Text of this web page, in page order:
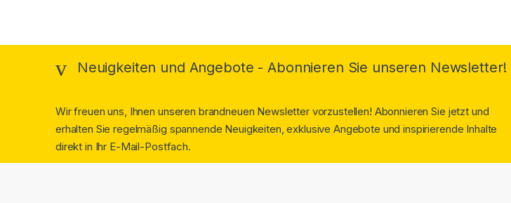
Neuigkeiten und Angebote - Abonnieren Sie unseren Newsletter!
Wir freuen uns, Ihnen unseren brandneuen Newsletter vorzustellen! Abonnieren Sie jetzt und
erhalten Sie regelmäßig spannende Neuigkeiten, exklusive Angebote und inspirierende Inhalte
direkt in Ihr E-Mail-Postfach.